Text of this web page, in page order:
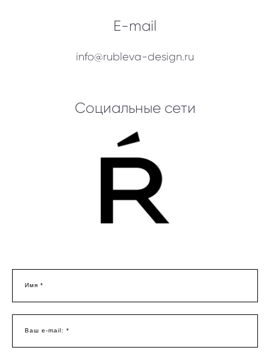
E-mail
info@rubleva-design.ru
Социальные сети
Имя *
Ваш e-mail: *